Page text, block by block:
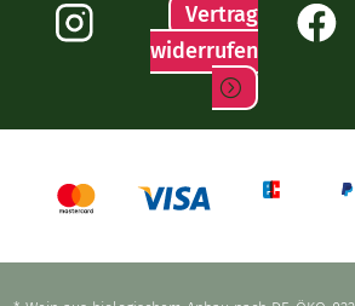
Vertrag
widerrufen